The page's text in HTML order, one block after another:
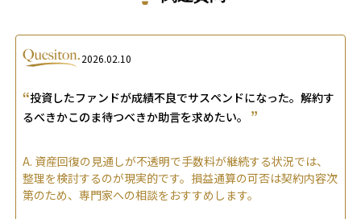
2026.02.10
“投資したファンドが成績不良でサスペンドになった。解約す
るべきかこのま待つべきか助言を求めたい。 ”
A. 資産回復の見通しが不透明で手数料が継続する状況では、
整理を検討するのが現実的です。損益通算の可否は契約内容次
第のため、専門家への相談をおすすめします。